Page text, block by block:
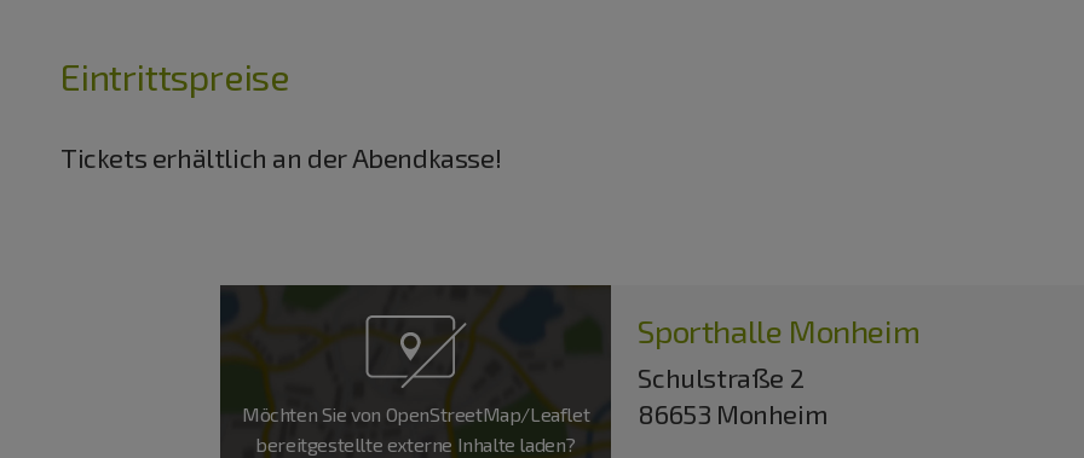
Eintrittspreise
Tickets erhältlich an der Abendkasse!
Möchten Sie von OpenStreetMap/Leaflet
bereitgestellte externe Inhalte laden?
Sporthalle Monheim
Schulstraße 2
86653 Monheim